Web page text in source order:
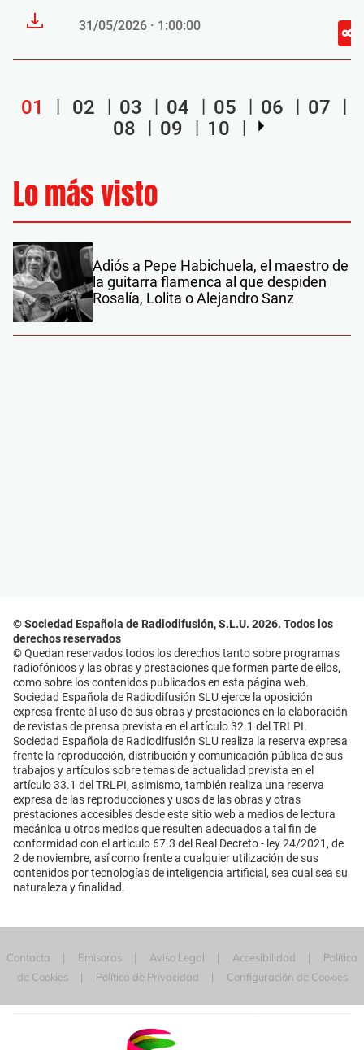
31/05/2026 · 1:00:00
01 02 03 04 05 06
07
08
09 10
Lo más visto
Adiós a Pepe Habichuela, el maestro de
la guitarra flamenca al que despiden
Rosalía, Lolita o Alejandro Sanz
© Sociedad Española de Radiodifusión, S.L.U. 2026. Todos los
derechos reservados
© Quedan reservados todos los derechos tanto sobre programas
radiofónicos y las obras y prestaciones que formen parte de ellos,
como sobre los contenidos publicados en esta página web.
Sociedad Española de Radiodifusión SLU ejerce la oposición
expresa frente al uso de sus obras y prestaciones en la elaboración
de revistas de prensa prevista en el artículo 32.1 del TRLPI.
Sociedad Española de Radiodifusión SLU realiza la reserva expresa
frente la reproducción, distribución y comunicación pública de sus
trabajos y artículos sobre temas de actualidad prevista en el
artículo 33.1 del TRLPI, asimismo, también realiza una reserva
expresa de las reproducciones y usos de las obras y otras
prestaciones accesibles desde este sitio web a medios de lectura
mecánica u otros medios que resulten adecuados a tal fin de
conformidad con el artículo 67.3 del Real Decreto - ley 24/2021, de
2 de noviembre, así como frente a cualquier utilización de sus
contenidos por tecnologías de inteligencia artificial, sea cual sea su
naturaleza y finalidad.
Contacta Emisoras Aviso Legal Accesibilidad
Política
de Cookies
Política de Privacidad Configuración de Cookies